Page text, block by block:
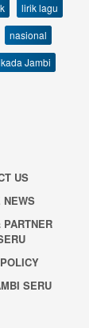
lirik lagu
nasional
Jambi
US
NEWS
PARTNER
SERU